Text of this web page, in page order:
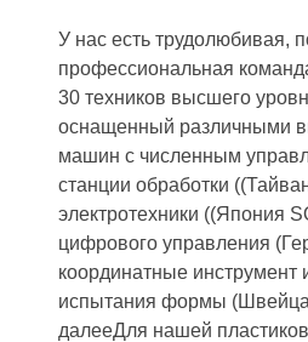
У нас есть трудолюбивая,
профессиональная
30 техников высшего
оснащенный различными
машин с численным
станции обработки
электротехники ((Япония
цифрового управления
координатные инструмент
испытания формы
далееДля нашей